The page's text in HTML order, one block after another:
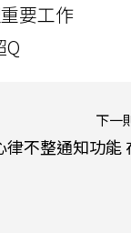
要工作
Q
下一
不整通知功能